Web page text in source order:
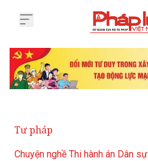
Tư pháp
Chuyện nghề Thi hành án Dân sự